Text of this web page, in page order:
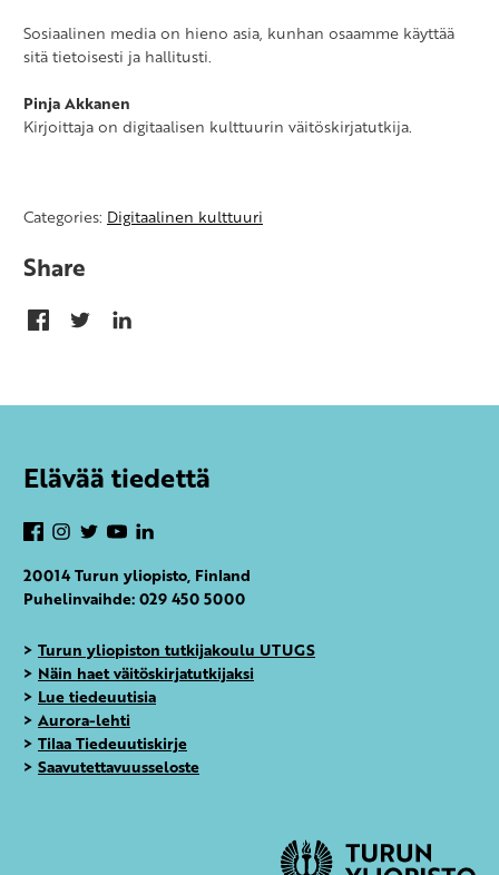
Sosiaalinen media on hieno asia, kunhan osaamme käyttää
sitä tietoisesti ja hallitusti.
Pinja Akkanen
Kirjoittaja on digitaalisen kulttuurin väitöskirjatutkija.
Categories: Digitaalinen kulttuuri
Share
Elävää tiedettä
Facebook
Instagram
TwitterYouTube
20014 Turun yliopisto, Finland
Puhelinvaihde: 029 450 5000
> Turun yliopiston tutkijakoulu UTUGS
> Näin haet väitöskirjatutkijaksi
> Lue tiedeuutisia
> Aurora-lehti
> Tilaa Tiedeuutiskirje
> Saavutettavuusseloste